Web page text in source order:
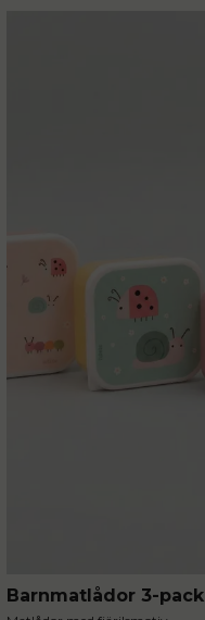
Barnmatlådor 3-pack